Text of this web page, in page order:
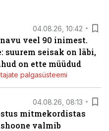
04.08.26, 10:42
veel 90 inimest.
suurem seisak on läbi,
on ette müüdud
palgasüsteemi
04.08.26, 08:13
mitmekordistas
valmib